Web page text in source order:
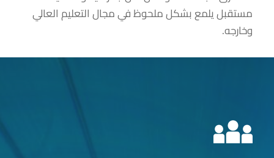
مستقبل يلمع بشكل ملحوظ في مجال التعليم العالي
وخارجه.